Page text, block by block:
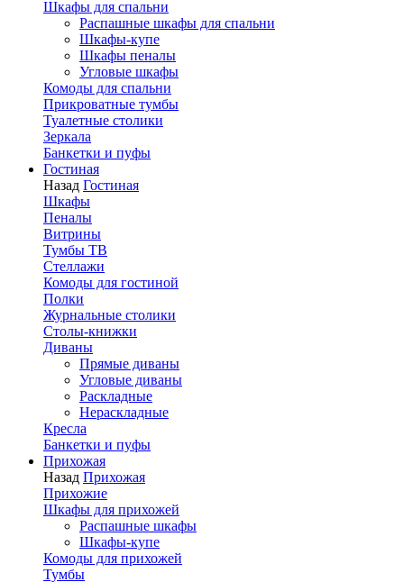
Шкафы для спальни
Распашные шкафы для спальни
Шкафы-купе
Шкафы пеналы
Угловые шкафы
Комоды для спальни
Прикроватные тумбы
Туалетные столики
Зеркала
Банкетки и пуфы
Гостиная
Назад Гостиная
Шкафы
Пеналы
Витрины
Тумбы ТВ
Стеллажи
Комоды для гостиной
Полки
Журнальные столики
Столы-книжки
Диваны
Прямые диваны
Угловые диваны
Раскладные
Нераскладные
Кресла
Банкетки и пуфы
Прихожая
Назад Прихожая
Прихожие
Шкафы для прихожей
Распашные шкафы
Шкафы-купе
Комоды для прихожей
Тумбы